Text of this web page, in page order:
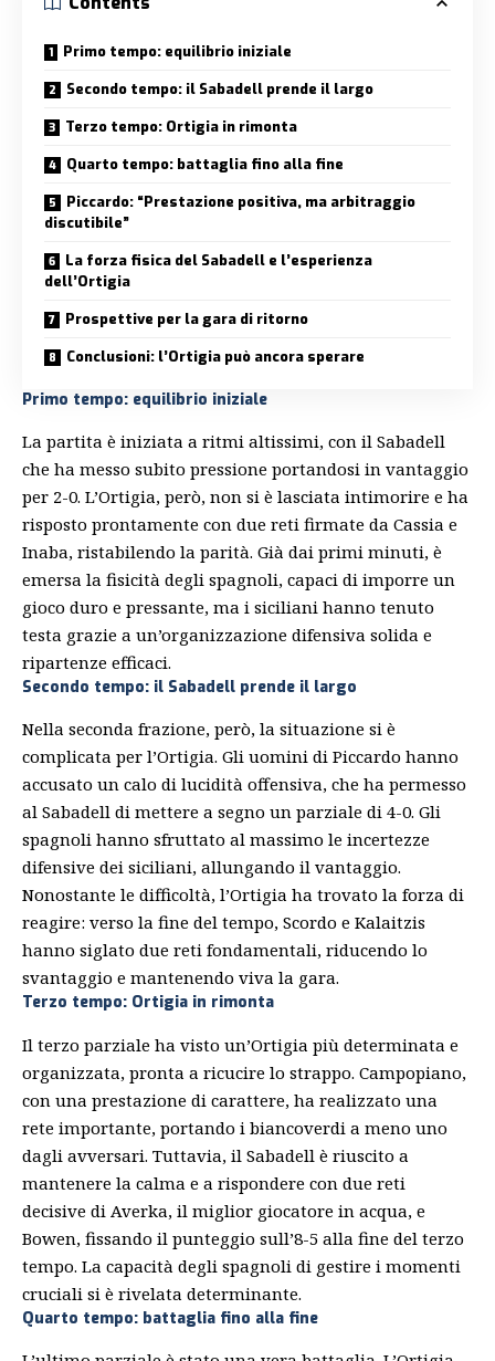
Primo tempo: equilibrio iniziale
Secondo tempo: il Sabadell prende il largo
Terzo tempo: Ortigia in rimonta
Quarto tempo: battaglia fino alla fine
Piccardo: “Prestazione positiva, ma arbitraggio
discutibile”
La forza fisica del Sabadell e l’esperienza
dell’Ortigia
Prospettive per la gara di ritorno
Conclusioni: l’Ortigia può ancora sperare
Primo tempo: equilibrio iniziale
La partita è iniziata a ritmi altissimi, con il Sabadell
che ha messo subito pressione portandosi in vantaggio
per 2-0. L’Ortigia, però, non si è lasciata intimorire e ha
risposto prontamente con due reti firmate da Cassia e
Inaba, ristabilendo la parità. Già dai primi minuti, è
emersa la fisicità degli spagnoli, capaci di imporre un
gioco duro e pressante, ma i siciliani hanno tenuto
testa grazie a un’organizzazione difensiva solida e
ripartenze efficaci.
Secondo tempo: il Sabadell prende il largo
Nella seconda frazione, però, la situazione si è
complicata per l’Ortigia. Gli uomini di Piccardo hanno
accusato un calo di lucidità offensiva, che ha permesso
al Sabadell di mettere a segno un parziale di 4-0. Gli
spagnoli hanno sfruttato al massimo le incertezze
difensive dei siciliani, allungando il vantaggio.
Nonostante le difficoltà, l’Ortigia ha trovato la forza di
reagire: verso la fine del tempo, Scordo e Kalaitzis
hanno siglato due reti fondamentali, riducendo lo
svantaggio e mantenendo viva la gara.
Terzo tempo: Ortigia in rimonta
Il terzo parziale ha visto un’Ortigia più determinata e
organizzata, pronta a ricucire lo strappo. Campopiano,
con una prestazione di carattere, ha realizzato una
rete importante, portando i biancoverdi a meno uno
dagli avversari. Tuttavia, il Sabadell è riuscito a
mantenere la calma e a rispondere con due reti
decisive di Averka, il miglior giocatore in acqua, e
Bowen, fissando il punteggio sull’8-5 alla fine del terzo
tempo. La capacità degli spagnoli di gestire i momenti
cruciali si è rivelata determinante.
Quarto tempo: battaglia fino alla fine